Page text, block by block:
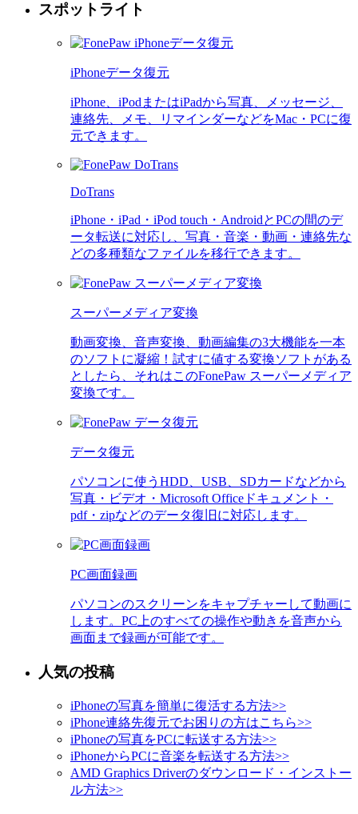
スポットライト
iPhoneデータ復元
iPhone、iPodまたはiPadから写真、メッセージ、
連絡先、メモ、リマインダーなどをMac・PCに復
元できます。
DoTrans
iPhone・iPad・iPod touch・AndroidとPCの間のデ
ータ転送に対応し、写真・音楽・動画・連絡先な
どの多種類なファイルを移行できます。
スーパーメディア変換
動画変換、音声変換、動画編集の3大機能を一本
のソフトに凝縮！試すに値する変換ソフトがある
としたら、それはこのFonePaw スーパーメディア
変換です。
データ復元
パソコンに使うHDD、USB、SDカードなどから
写真・ビデオ・Microsoft Officeドキュメント・
pdf・zipなどのデータ復旧に対応します。
PC画面録画
パソコンのスクリーンをキャプチャーして動画に
します。PC上のすべての操作や動きを音声から
画面まで録画が可能です。
人気の投稿
iPhoneの写真を簡単に復活する方法>>
iPhone連絡先復元でお困りの方はこちら>>
iPhoneの写真をPCに転送する方法>>
iPhoneからPCに音楽を転送する方法>>
AMD Graphics Driverのダウンロード・インストー
ル方法>>